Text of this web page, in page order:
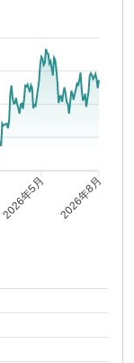
2026年5月 2026年8月